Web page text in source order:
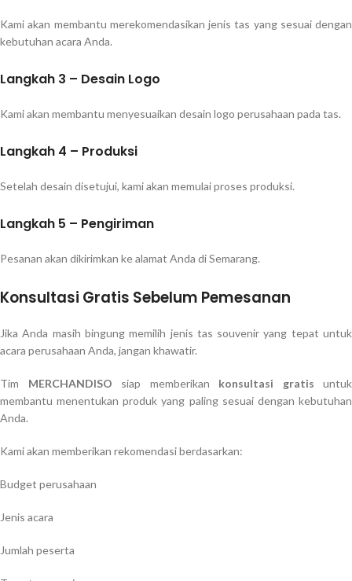
Kami akan membantu merekomendasikan jenis tas yang sesuai dengan
kebutuhan acara Anda.
Langkah 3 – Desain Logo
Kami akan membantu menyesuaikan desain logo perusahaan pada tas.
Langkah 4 – Produksi
Setelah desain disetujui, kami akan memulai proses produksi.
Langkah 5 – Pengiriman
Pesanan akan dikirimkan ke alamat Anda di Semarang.
Konsultasi Gratis Sebelum Pemesanan
Jika Anda masih bingung memilih jenis tas souvenir yang tepat untuk
acara perusahaan Anda, jangan khawatir.
Tim MERCHANDISO siap memberikan konsultasi gratis untuk
membantu menentukan produk yang paling sesuai dengan kebutuhan
Anda.
Kami akan memberikan rekomendasi berdasarkan:
Budget perusahaan
Jenis acara
Jumlah peserta